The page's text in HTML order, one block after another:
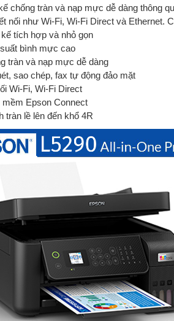
chống tràn và nạp mực dễ dàng thông
nối như Wi-Fi, Wi-Fi Direct và Ethernet.
tích hợp và nhỏ gọn
bình mực cao
tràn và nạp mực dễ dàng
sao chép, fax tự động đảo mặt
Wi-Fi, Wi-Fi Direct
mềm Epson Connect
tràn lề lên đến khổ 4R